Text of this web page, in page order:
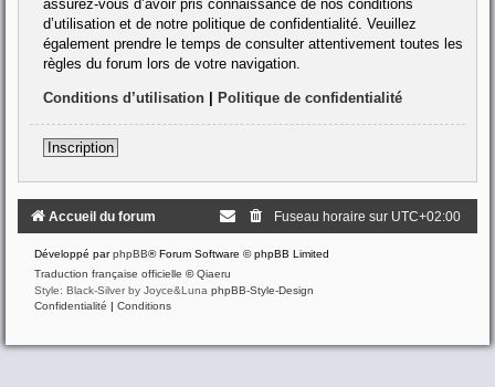
assurez-vous d’avoir pris connaissance de nos conditions
d’utilisation et de notre politique de confidentialité. Veuillez
également prendre le temps de consulter attentivement toutes les
règles du forum lors de votre navigation.
Conditions d’utilisation Politique de confidentialité
Inscription
Accueil du forum Fuseau horaire sur UTC+02:00
Développé parphpBB® Forum Software © phpBB Limited
Traduction française officielle ©Qiaeru
Style: Black-Silver by Joyce&Luna phpBB-Style-Design
Confidentialité | Conditions